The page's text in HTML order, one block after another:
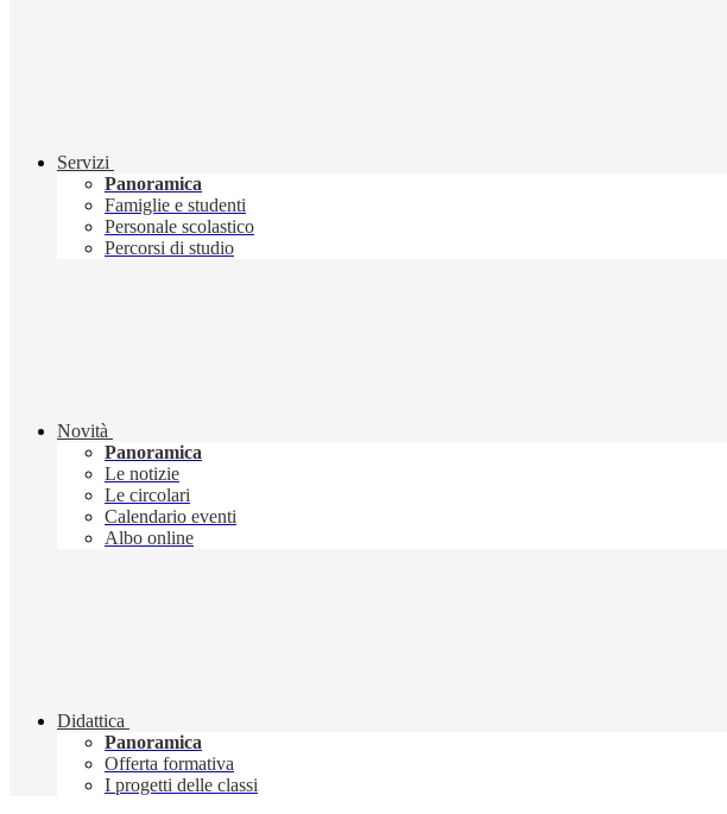
Servizi
Panoramica
Famiglie e studenti
Personale scolastico
Percorsi di studio
Novità
Panoramica
Le notizie
Le circolari
Calendario eventi
Albo online
Didattica
Panoramica
Offerta formativa
I progetti delle classi